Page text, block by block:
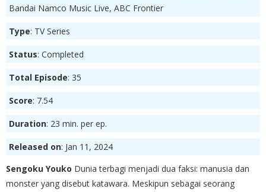
Bandai Namco Music Live, ABC Frontier
Type: TV Series
Status: Completed
Total Episode: 35
Score: 7.54
Duration: 23 min. per ep.
Released on: Jan 11, 2024
Sengoku Youko Dunia terbagi menjadi dua faksi: manusia dan
monster yang disebut katawara. Meskipun sebagai seorang